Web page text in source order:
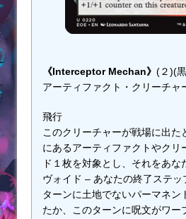
《Interceptor Mechan》 (２)(
アーティファクト・クリーチャ
飛行
このクリーチャーが戦場に出た
にあるアーティファクトやクリ
ド１枚を対象とし、それをあな
ヴォイド – あなたの終了ステ
ターンに土地でないパーマネン
たか、このターンに呪文がワー